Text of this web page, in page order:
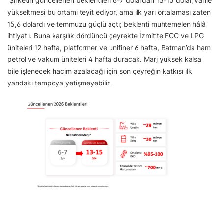
yükseltmesi bu ortamı teyit ediyor, ama ilk yarı ortalaması zaten
15,6 dolardı ve temmuzu güçlü açtı; beklenti muhtemelen hâlâ
ihtiyatlı. Buna karşılık dördüncü çeyrekte İzmit’te FCC ve LPG
üniteleri 12 hafta, platformer ve unifiner 6 hafta, Batman’da ham
petrol ve vakum üniteleri 4 hafta duracak. Marj yüksek kalsa
bile işlenecek hacim azalacağı için son çeyreğin katkısı ilk
yarıdaki tempoya yetişmeyebilir.